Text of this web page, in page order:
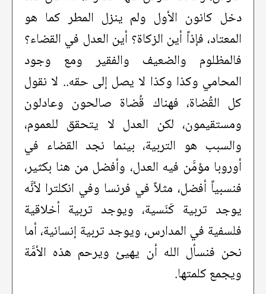
دخل كانون الأول ولم ينزل المطر كما هو
المعتاد، فإذاً أين الزكاة؟ أين العدل في القضاء؟
فالمظلوم والضعيف والفقير ومع وجود
المحامي وكذا وكذا لا يصل إلى حقه.. لا نقول
كل القُضاة، فهناك قُضاة صالحون وعادلون
ومستقيمون، لكن العدل لا يتحقق للعموم،
والسبب هو التربية، بينما نجد القضاء في
أوروبا مؤمَّن فيه العدل، وأفضل من هنا بكثير،
فنسبياً أفضل، مثلاً في فرنسا وفي انكلترا لأنَّه
يوجد تربية كَنَسية، ويوجد تربية أخلاقية
فلسفية في المدارس، ويوجد تربية إنسانية، أما
نحن فنسأل الله أن يهيئ ويرحم هذه الأمَّة
ويجمع كلمتها.